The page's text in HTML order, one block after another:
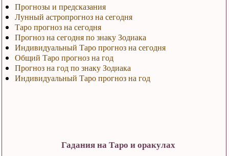
Прогнозы и предсказания
Лунный астропрогноз на сегодня
Таро прогноз на сегодня
Прогноз на сегодня по знаку Зодиака
Индивидуальный Таро прогноз на сегодня
Общий Таро прогноз на год
Прогноз на год по знаку Зодиака
Индивидуальный Таро прогноз на год
Гадания на Таро и оракулах